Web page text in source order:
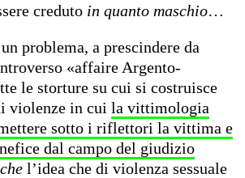
creduto in quanto maschio…
problema, a prescindere da
«affaire Argento-
le storture su cui si costruisce
violenze in cui la vittimologia
sotto i riflettori la vittima e
dal campo del giudizio
l’idea che di violenza sessuale